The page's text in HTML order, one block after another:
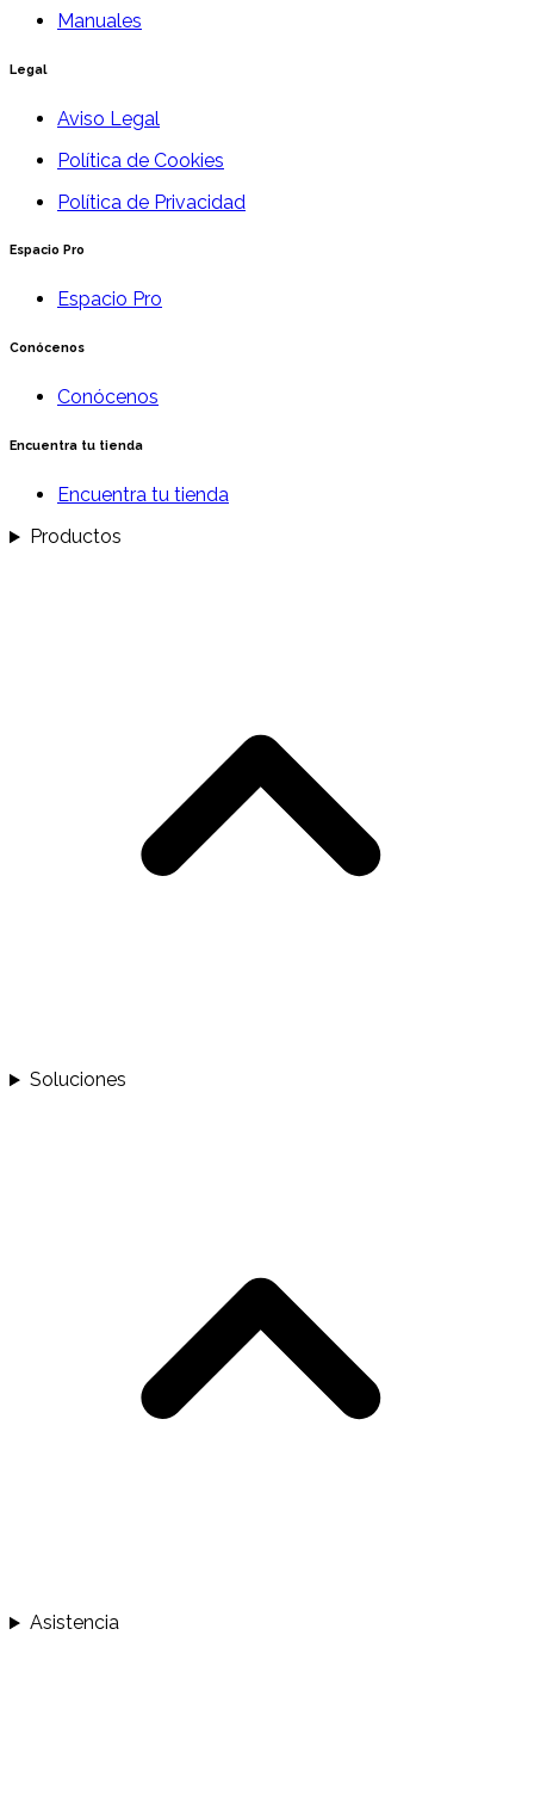
Manuales
Legal
Aviso Legal
Política de Cookies
Política de Privacidad
Espacio Pro
Espacio Pro
Conócenos
Conócenos
Encuentra tu tienda
Encuentra tu tienda
Productos
Soluciones
Asistencia